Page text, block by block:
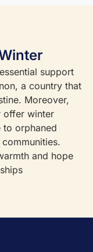
support
a country that
Moreover,
offer winter
to orphaned
and hope